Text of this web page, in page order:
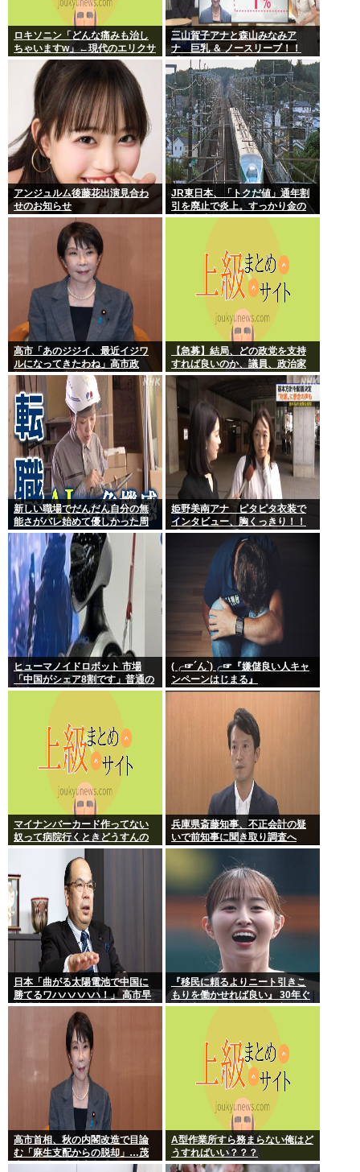
ロキソニン「どんな痛みも治し
ちゃいますw」←現代のエリクサ
ーやろ…
三山賀子アナと森山みなみア
ナ 巨乳 ＆ ノースリーブ！！
【GIF動画あり】
アンジュルム後藤花出演見合わ
せのお知らせ
JR東日本、「トクだ値」通年割
引を廃止で炎上。すっかり金の
亡者と成り下がったな
高市「あのジジイ、最近イジワ
ルになってきたわね」高市政
権、ついに麻生切り！嫌儲はど
っちにつくの
【急募】結局、どの政党を支持
すれば良いのか、議員、政治家
は全員悪か
新しい職場でだんだん自分の無
能さがバレ始めて優しかった周
りの人たちが徐々に冷たくなっ
ていく時ってゾクゾクするよな
姫野美南アナ ピタピタ衣装で
インタビュー、胸くっきり！！
【GIF動画あり】
ヒューマノイドロボット 市場
「中国がシェア8割です」普通の
日本人怒りのフェイクニュース
(╭☞´ん`)╭☞『嫌儲良い人キャ
ンペーンはじまる』
マイナンバーカード作ってない
奴って病院行くときどうすんの
兵庫県斎藤知事、不正会計の疑
いで前知事に聞き取り調査へ
日本「曲がる太陽電池で中国に
勝てるワハハハハハ！」 高市早
苗「勝てる！ ガハハハハハ
『移民に頼るよりニート引きこ
もりを働かせれば良い』 30年ぐ
らい言ってるけど絶対に実現し
高市首相、秋の内閣改造で目論
む「麻生支配からの脱却」…茂
木敏充氏も小林鷹之氏もクビ
A型作業所すら務まらない俺はど
うすればいい？？？